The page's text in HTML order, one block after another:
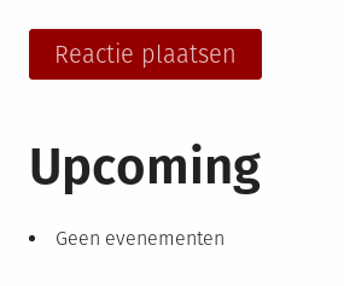
Upcoming
Geen evenementen